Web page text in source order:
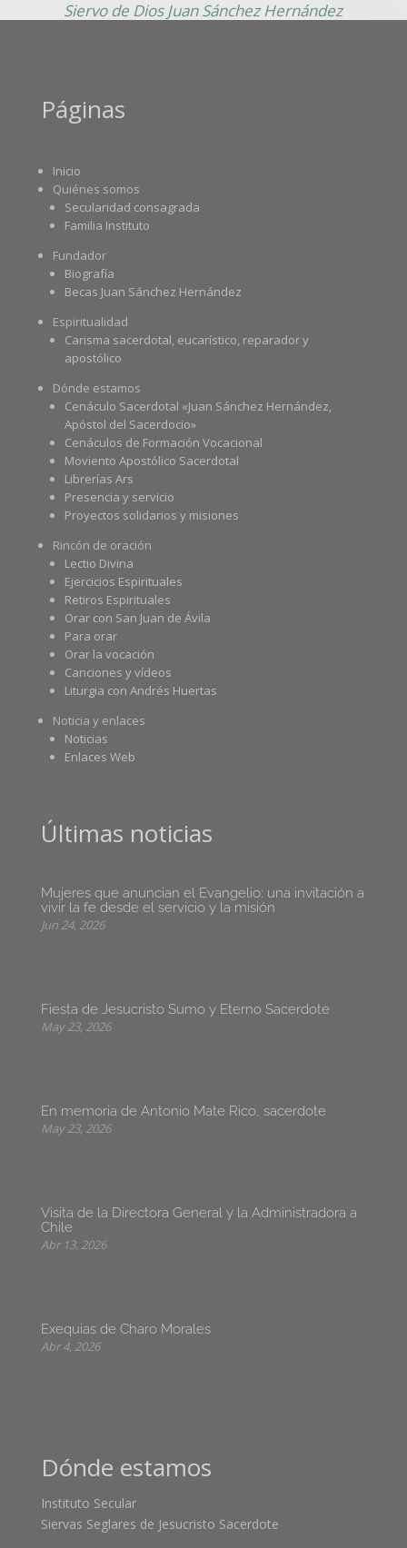
Siervo de Dios Juan Sánchez Hernández
Páginas
Inicio
Quiénes somos
Secularidad consagrada
Familia Instituto
Fundador
Biografía
Becas Juan Sánchez Hernández
Espiritualidad
Carisma sacerdotal, eucarístico, reparador y
apostólico
Dónde estamos
Cenáculo Sacerdotal «Juan Sánchez Hernández,
Apóstol del Sacerdocio»
Cenáculos de Formación Vocacional
Moviento Apostólico Sacerdotal
Librerías Ars
Presencia y servicio
Proyectos solidarios y misiones
Rincón de oración
Lectio Divina
Ejercicios Espirituales
Retiros Espirituales
Orar con San Juan de Ávila
Para orar
Orar la vocación
Canciones y vídeos
Liturgia con Andrés Huertas
Noticia y enlaces
Noticias
Enlaces Web
Últimas noticias
Mujeres que anuncian el Evangelio: una invitación a
vivir la fe desde el servicio y la misión
Jun 24, 2026
Fiesta de Jesucristo Sumo y Eterno Sacerdote
May 23, 2026
En memoria de Antonio Mate Rico, sacerdote
May 23, 2026
Visita de la Directora General y la Administradora a
Chile
Abr 13, 2026
Exequias de Charo Morales
Abr 4, 2026
Dónde estamos
Instituto Secular
Siervas Seglares de Jesucristo Sacerdote